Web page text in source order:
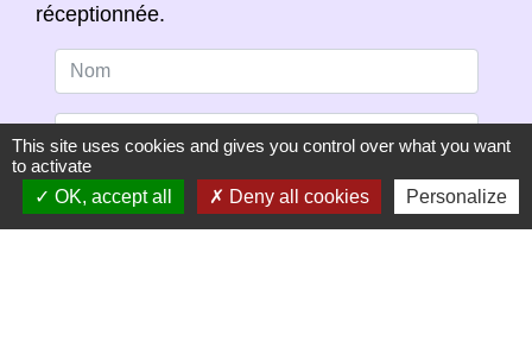
réceptionnée.
This site uses cookies and gives you control over what you want
to activate
OK, accept all
Deny all cookies Personalize